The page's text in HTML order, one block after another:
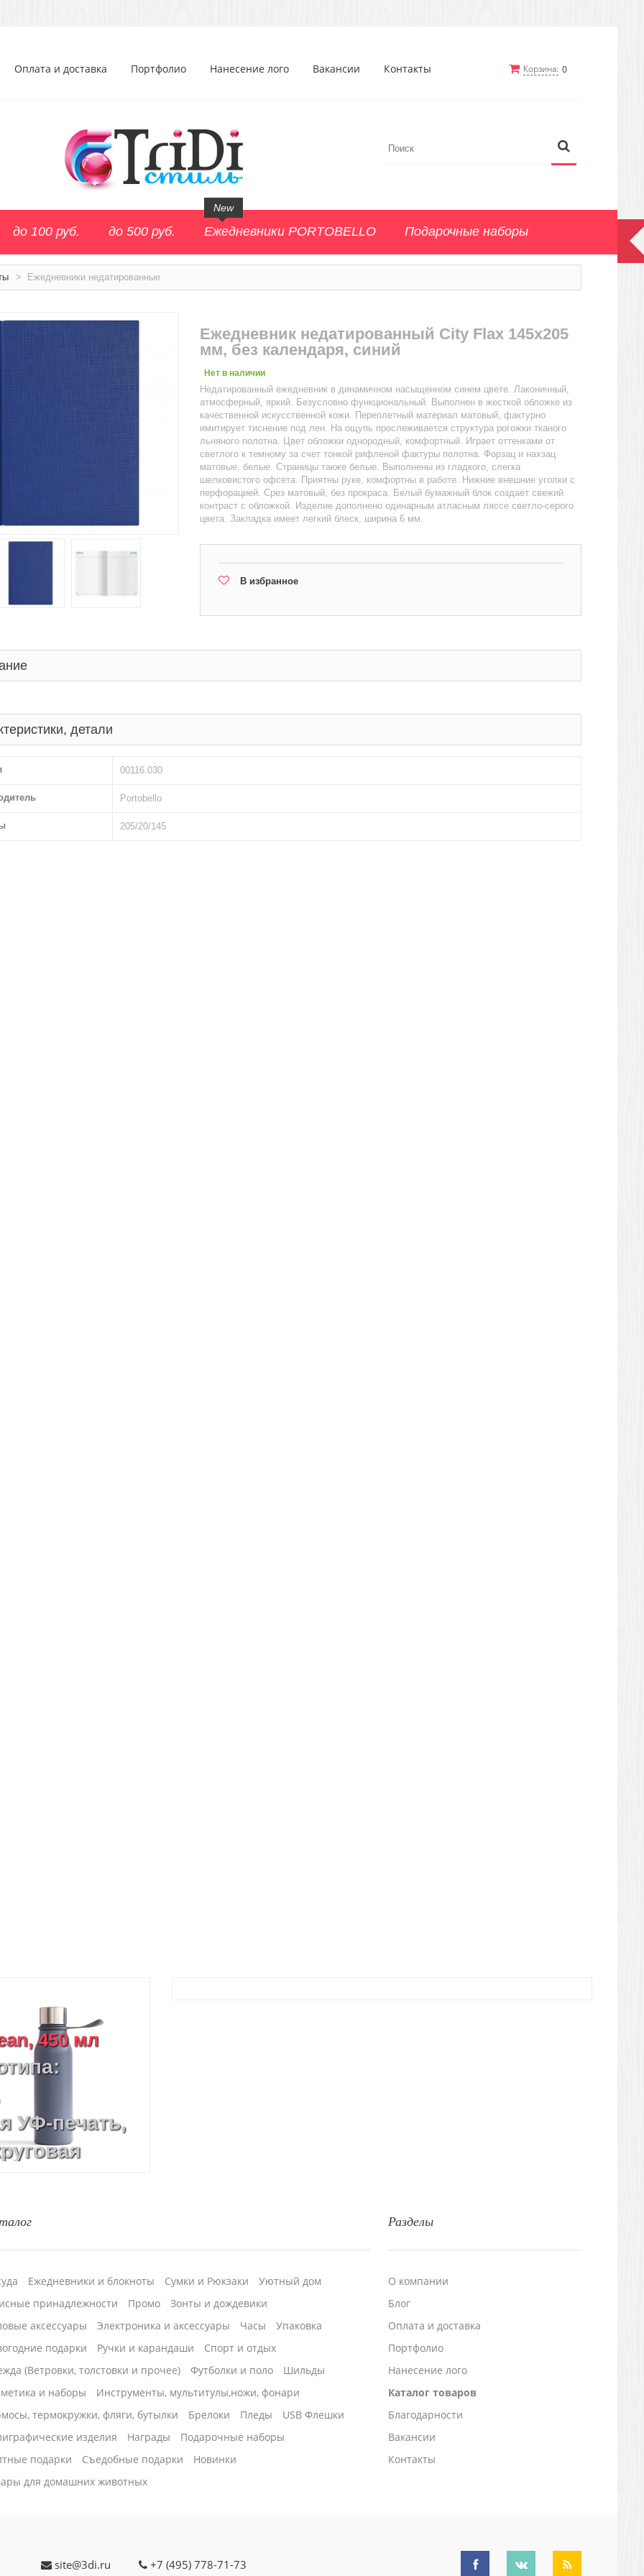
Корзина: 0
Оплата и доставка Портфолио Нанесение лого Вакансии Контакты
до 100 руб. до 500 руб. Ежедневники PORTOBELLO
New
Подарочные наборы
> Ежедневники недатированные
Ежедневник недатированный City Flax 145х205
мм, без календаря, синий
Нет в наличии
Недатированный ежедневник в динамичном насыщенном синем цвете. Лаконичный,
атмосферный, яркий. Безусловно функциональный. Выполнен в жесткой обложке из
качественной искусственной кожи. Переплетный материал матовый, фактурно
имитирует тиснение под лен. На ощупь прослеживается структура рогожки тканого
льняного полотна. Цвет обложки однородный, комфортный. Играет оттенками от
светлого к темному за счет тонкой рифленой фактуры полотна. Форзац и нахзац
матовые, белые. Страницы также белые. Выполнены из гладкого, слегка
шелковистого офсета. Приятны руке, комфортны в работе. Нижние внешние уголки с
перфорацией. Срез матовый, без прокраса. Белый бумажный блок создает свежий
контраст с обложкой. Изделие дополнено одинарным атласным ляссе светло-серого
цвета. Закладка имеет легкий блеск, ширина 6 мм.
В избранное
детали
00116.030
Portobello
205/20/145
450 мл
УФ-печать,
Разделы
О компании
Блог
Оплата и доставка
Портфолио
Нанесение лого
Каталог товаров
Благодарности
Вакансии
Контакты
Ежедневники и блокноты Сумки и Рюкзаки
Уютный дом
принадлежности
Промо
Зонты и дождевики
аксессуары
Электроника и аксессуары Часы
Упаковка
подарки
Ручки и карандаши
Спорт и отдых
(Ветровки, толстовки и прочее)
Футболки и поло
Шильды
и наборы
Инструменты, мультитулы,ножи, фонари
термокружки, фляги, бутылки
Брелоки Пледы
USB Флешки
изделия
Награды
Подарочные наборы
подарки
Cъедобные подарки
Новинки
для домашних животных
site@3di.ru +7 (495) 778-71-73